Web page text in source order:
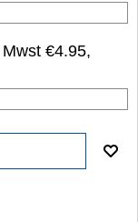
€4.95,